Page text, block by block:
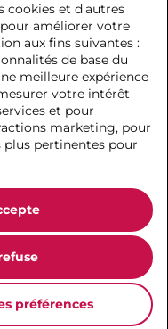
cookies et d'autres
améliorer votre
aux fins suivantes :
de base du
meilleure expérience
votre intérêt
et pour
marketing, pour
pertinentes pour
préférences
DES DONNÉES
DES DONNÉES
& CO. KG 2026